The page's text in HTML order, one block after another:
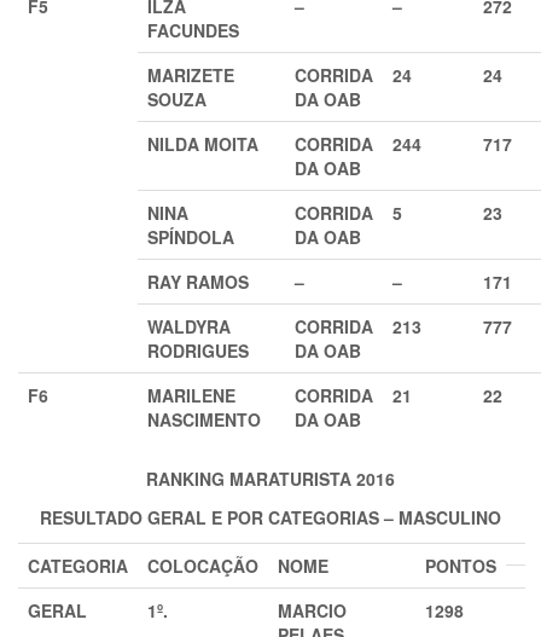
F5
ILZA
FACUNDES
– – 272
MARIZETE
SOUZA
CORRIDA
DA OAB
24 24
NILDA MOITA
CORRIDA
DA OAB
244 717
NINA
SPÍNDOLA
CORRIDA
DA OAB
5 23
RAY RAMOS – –
171
WALDYRA
RODRIGUES
CORRIDA
DA OAB
213 777
F6
MARILENE
NASCIMENTO
CORRIDA
DA OAB
21 22
RANKING MARATURISTA 2016
RESULTADO GERAL E POR CATEGORIAS – MASCULINO
CATEGORIA
COLOCAÇÃO NOME
PONTOS
GERAL
1º.
MARCIO
1298